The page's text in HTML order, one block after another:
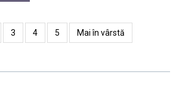
3 4 5 Mai în vârstă